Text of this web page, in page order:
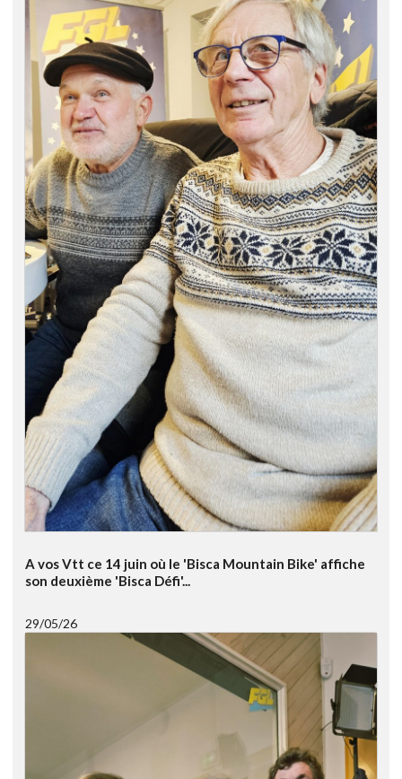
A vos Vtt ce 14 juin où le 'Bisca Mountain Bike' affiche
son deuxième 'Bisca Défi'...
29/05/26